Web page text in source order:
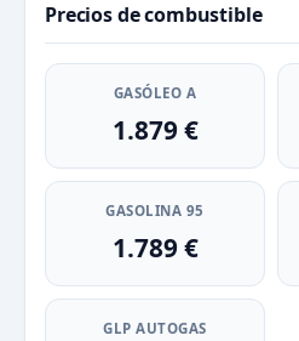
Precios de combustible
GASÓLEO A
1.879 €
GASOLINA 95
1.789 €
GLP AUTOGAS